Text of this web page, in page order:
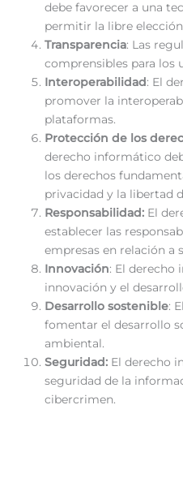
debe favorecer a una
permitir la libre
Transparencia: Las
comprensibles para los
Interoperabilidad: El
promover la
plataformas.
Protección de los
derecho informático
los derechos
privacidad y la libertad
Responsabilidad:El
establecer las
empresas en relación a
Innovación: El derecho
innovación y el
Desarrollo sostenible:
fomentar el desarrollo
ambiental.
Seguridad:El derecho
seguridad de la
cibercrimen.